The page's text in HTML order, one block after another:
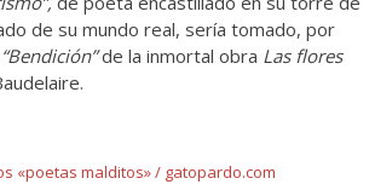
de su mundo real, sería tomado, por
“Bendición”de la inmortal obra Las flores
«poetas malditos» / gatopardo.com